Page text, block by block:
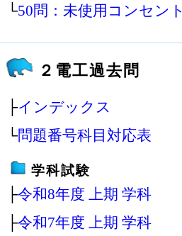
└50問：未使用コンセント
２電工過去問
├インデックス
└問題番号科目対応表
学科試験
├令和8年度 上期 学科
├令和7年度 上期 学科